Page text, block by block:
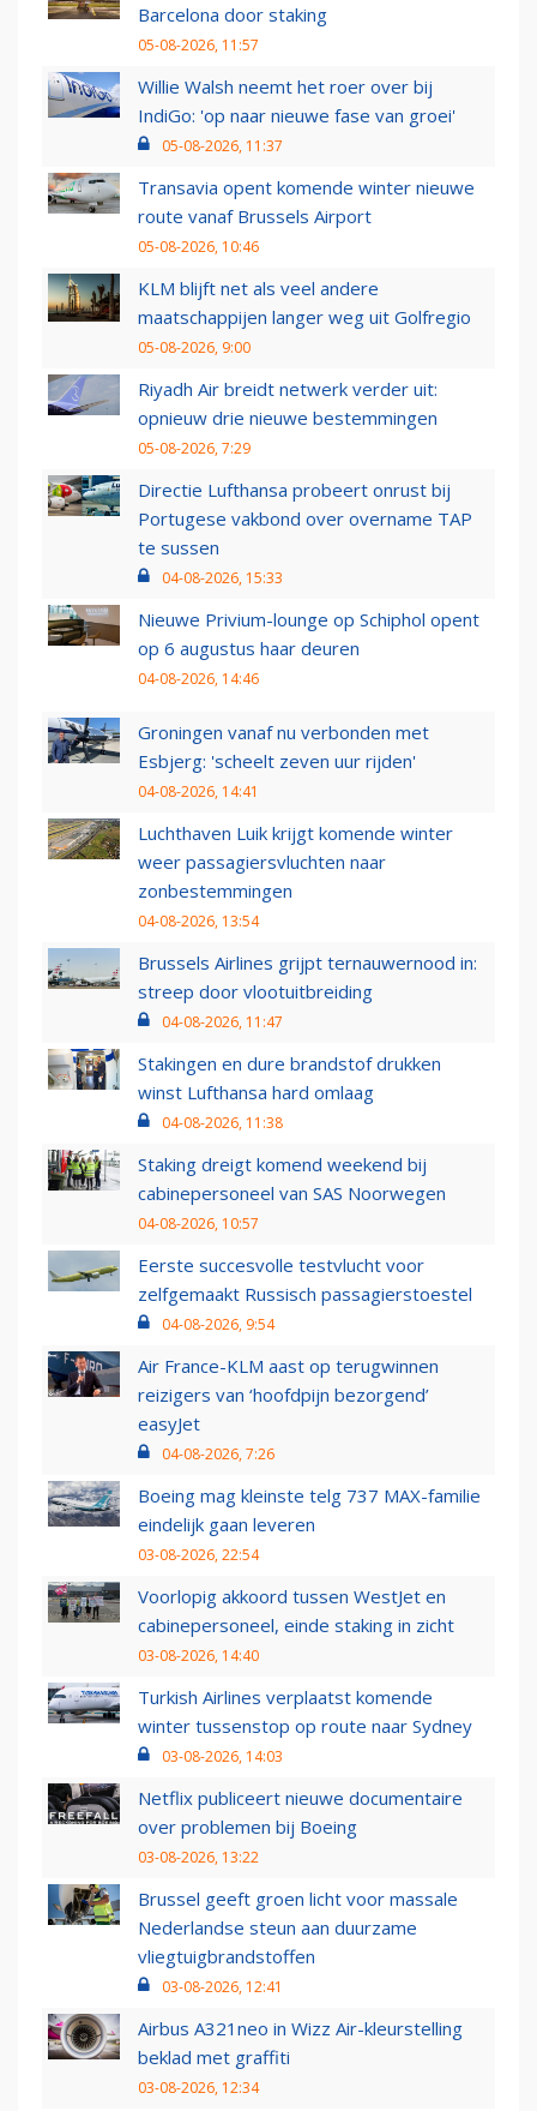
Barcelona door staking
05-08-2026, 11:57
Willie Walsh neemt het roer over bij
IndiGo: 'op naar nieuwe fase van groei'
05-08-2026, 11:37
Transavia opent komende winter nieuwe
route vanaf Brussels Airport
05-08-2026, 10:46
KLM blijft net als veel andere
maatschappijen langer weg uit Golfregio
05-08-2026, 9:00
Riyadh Air breidt netwerk verder uit:
opnieuw drie nieuwe bestemmingen
05-08-2026, 7:29
Directie Lufthansa probeert onrust bij
Portugese vakbond over overname TAP
te sussen
04-08-2026, 15:33
Nieuwe Privium-lounge op Schiphol opent
op 6 augustus haar deuren
04-08-2026, 14:46
Groningen vanaf nu verbonden met
Esbjerg: 'scheelt zeven uur rijden'
04-08-2026, 14:41
Luchthaven Luik krijgt komende winter
weer passagiersvluchten naar
zonbestemmingen
04-08-2026, 13:54
Brussels Airlines grijpt ternauwernood in:
streep door vlootuitbreiding
04-08-2026, 11:47
Stakingen en dure brandstof drukken
winst Lufthansa hard omlaag
04-08-2026, 11:38
Staking dreigt komend weekend bij
cabinepersoneel van SAS Noorwegen
04-08-2026, 10:57
Eerste succesvolle testvlucht voor
zelfgemaakt Russisch passagierstoestel
04-08-2026, 9:54
Air France-KLM aast op terugwinnen
reizigers van ‘hoofdpijn bezorgend’
easyJet
04-08-2026, 7:26
Boeing mag kleinste telg 737 MAX-familie
eindelijk gaan leveren
03-08-2026, 22:54
Voorlopig akkoord tussen WestJet en
cabinepersoneel, einde staking in zicht
03-08-2026, 14:40
Turkish Airlines verplaatst komende
winter tussenstop op route naar Sydney
03-08-2026, 14:03
Netflix publiceert nieuwe documentaire
over problemen bij Boeing
03-08-2026, 13:22
Brussel geeft groen licht voor massale
Nederlandse steun aan duurzame
vliegtuigbrandstoffen
03-08-2026, 12:41
Airbus A321neo in Wizz Air-kleurstelling
beklad met graffiti
03-08-2026, 12:34